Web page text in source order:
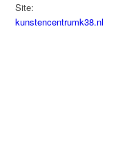
Site:
kunstencentrumk38.nl